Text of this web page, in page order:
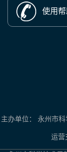
使用
主办单位： 永州市
运营